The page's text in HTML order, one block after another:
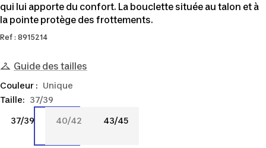
qui lui apporte du confort. La bouclette située au talon et à
la pointe protège des frottements.
Ref : 8915214
Guide des tailles
Taille: 37/39
37/39
37/39 40/42
40/42 43/45
43/45
Couleur : Unique